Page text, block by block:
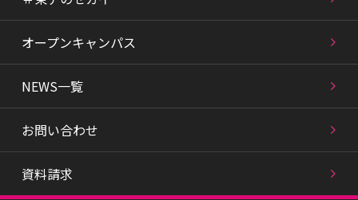
オープンキャンパス
NEWS一覧
お問い合わせ
資料請求